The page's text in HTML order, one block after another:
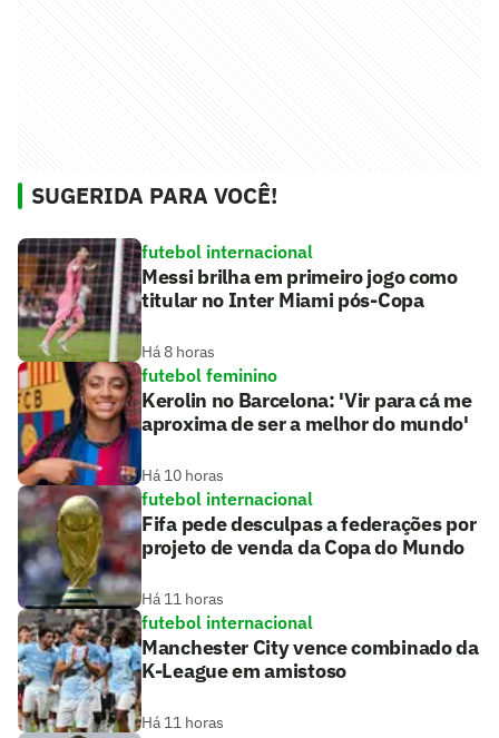
SUGERIDA PARA VOCÊ!
futebol internacional
Messi brilha em primeiro jogo como
titular no Inter Miami pós-Copa
Há 8 horas
futebol feminino
Kerolin no Barcelona: 'Vir para cá me
aproxima de ser a melhor do mundo'
Há 10 horas
futebol internacional
Fifa pede desculpas a federações por
projeto de venda da Copa do Mundo
Há 11 horas
futebol internacional
Manchester City vence combinado da
K-League em amistoso
Há 11 horas